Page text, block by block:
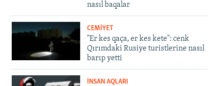
nasıl baqalar
CEMİYET
"Er kes qaça, er kes kete": cenk
Qırımdaki Rusiye turistlerine nasıl
barıp yetti
İNSAN AQLARI